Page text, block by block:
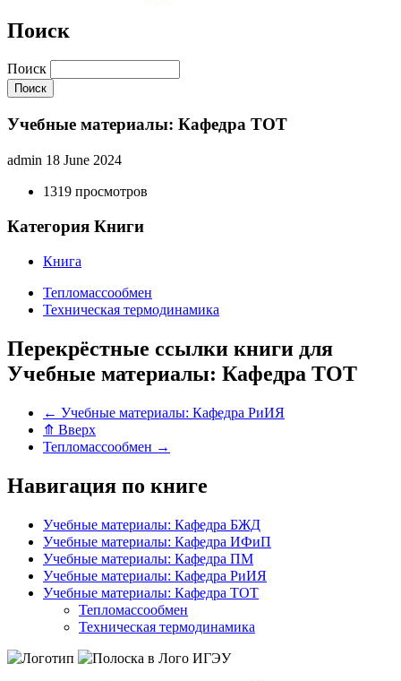
Поиск
Поиск
Учебные материалы: Кафедра ТОТ
admin 18 June 2024
1319 просмотров
Категория Книги
Книга
Тепломассообмен
Техническая термодинамика
Перекрёстные ссылки книги для
Учебные материалы: Кафедра ТОТ
← Учебные материалы: Кафедра РиИЯ
⤊ Вверх
Тепломассообмен →
Навигация по книге
Учебные материалы: Кафедра БЖД
Учебные материалы: Кафедра ИФиП
Учебные материалы: Кафедра ПМ
Учебные материалы: Кафедра РиИЯ
Учебные материалы: Кафедра ТОТ
Тепломассообмен
Техническая термодинамика